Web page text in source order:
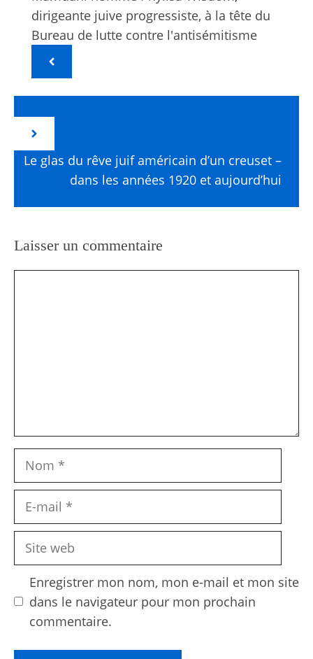
dirigeante juive progressiste, à la tête du
Bureau de lutte contre l'antisémitisme
Le glas du rêve juif américain d’un creuset –
dans les années 1920 et aujourd’hui
Laisser un commentaire
Nom
Site
Enregistrer mon nom, mon e-mail et mon site
dans le navigateur pour mon prochain
commentaire.